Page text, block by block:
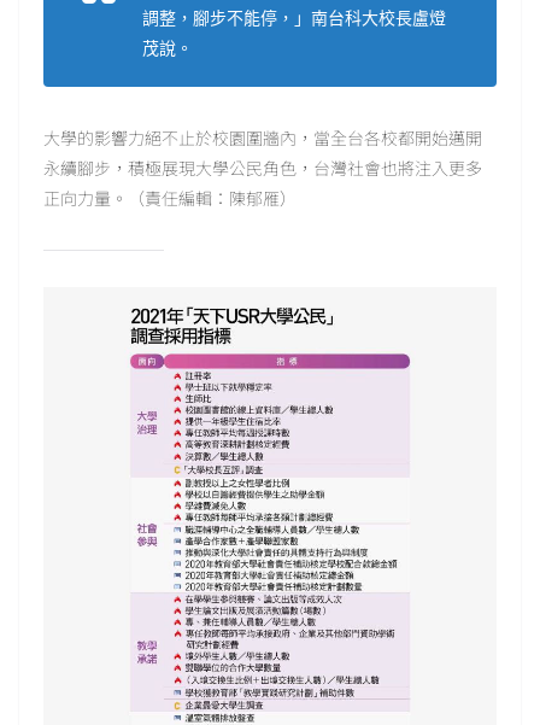
調整，腳步不能停，」南台科大校長盧燈
茂說。
大學的影響力絕不止於校園圍牆內，當全台各校都開始邁開
永續腳步，積極展現大學公民角色，台灣社會也將注入更多
正向力量。（責任編輯：陳郁雁）